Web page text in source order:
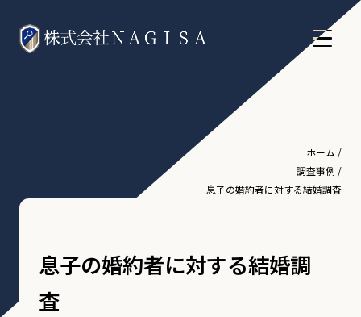
ホーム /
調査事例 /
息子の婚約者に対する結婚調査
息子の婚約者に対する結婚調
査